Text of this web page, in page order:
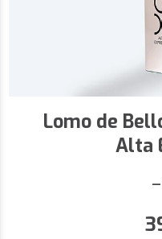
Lomo de
Alta